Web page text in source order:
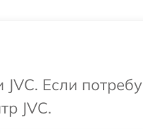
Если
JVC.